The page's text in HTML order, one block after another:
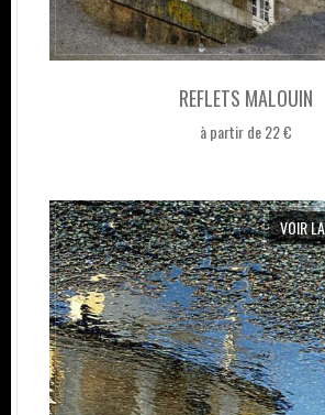
REFLETS MALOUIN
à partir de 22 €
VOIR